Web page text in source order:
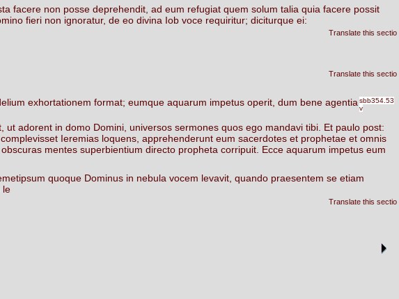
facere non posse deprehendit, ad eum refugiat quem solum talia quia facere possit
fieri non ignoratur, de eo divina Iob voce requiritur; diciturque ei:
Translate this sectio
Translate this sectio
exhortationem format; eumque aquarum impetus operit, dum bene agentia sbb354.53
v
ut adorent in domo Domini, universos sermones quos ego mandavi tibi. Et paulo post:
complevisset Ieremias loquens, apprehenderunt eum sacerdotes et prophetae et omnis
obscuras mentes superbientium directo propheta corripuit. Ecce aquarum impetus eum
quoque Dominus in nebula vocem levavit, quando praesentem se etiam
le
Translate this sectio